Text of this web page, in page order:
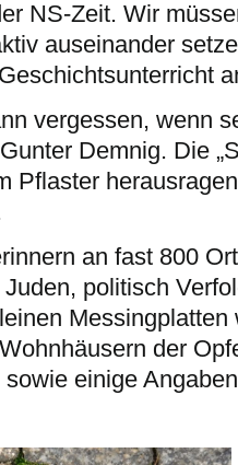
NS-Zeit. Wir
auseinander
vergessen, wenn
Demnig. Die
Pflaster
an fast 800
politisch
der
einige